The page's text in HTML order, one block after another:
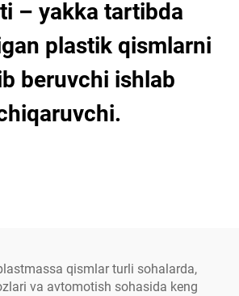
– yakka tartibda
plastik qismlarni
beruvchi ishlab
qismlar turli sohalarda,
va avtomotish sohasida keng